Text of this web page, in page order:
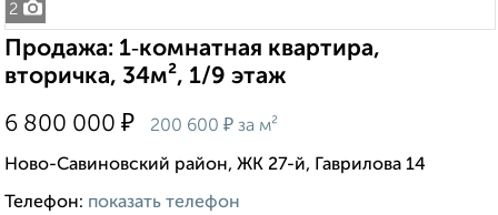
2
Продажа: 1‑комнатная квартира,
вторичка, 34м², 1/9 этаж
6 800 000 ₽ 200 600 ₽ за м²
Ново-Савиновский район, ЖК 27-й, Гаврилова 14
Телефон: показать телефон